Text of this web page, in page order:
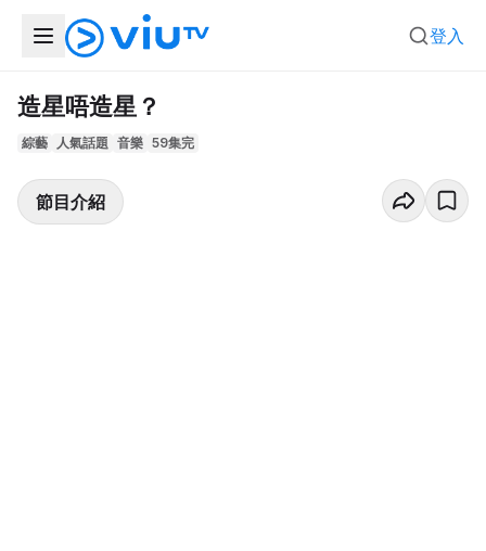
登入
造星唔造星？
綜藝 人氣話題 音樂 59集完
節目介紹